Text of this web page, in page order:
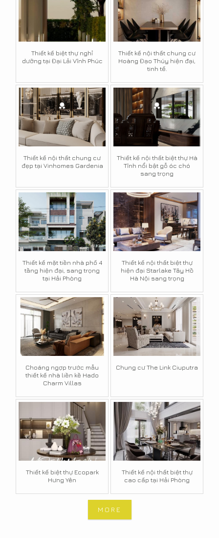
Thiết kế biệt thự nghỉ
dưỡng tại Đại Lải Vĩnh Phúc
Thiết kế nội thất chung cư
Hoàng Đạo Thúy hiện đại,
tinh tế.
Thiết kế nội thất chung cư
đẹp tại Vinhomes Gardenia
Thiết kế nội thất biệt thự Hà
Tĩnh nổi bật gỗ óc chó
sang trọng
Thiết kế mặt tiền nhà phố 4
tầng hiện đại, sang trọng
tại Hải Phòng
Thiết kế nội thất biệt thự
hiện đại Starlake Tây Hồ
Hà Nội sang trọng
Choáng ngợp trước mẫu
thiết kế nhà liền kề Hado
Charm Villas
Chung cư The Link Ciuputra
Thiết kế biệt thự Ecopark
Hưng Yên
Thiết kế nội thất biệt thự
cao cấp tại Hải Phòng
MORE